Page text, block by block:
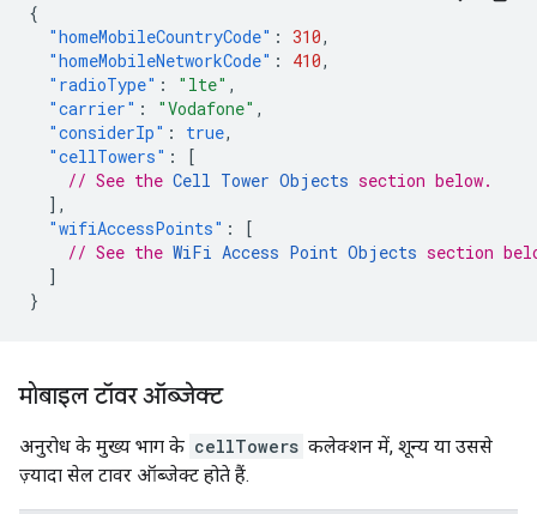
{
"homeMobileCountryCode" : 310,
"homeMobileNetworkCode" : 410,
"radioType" : "lte" ,
"carrier" : "Vodafone" ,
"considerIp" : true,
"cellTowers" :
[
// See the Cell Tower Objects section below.
],
"wifiAccessPoints" :
[
// See the WiFi Access Point Objects section
]
}
मोबाइल टॉवर ऑब्जेक्ट
अनुरोध के मुख्य भाग के cellTowers कलेक्शन में, शून्य या उससे
ज़्यादा सेल टावर ऑब्जेक्ट होते हैं.